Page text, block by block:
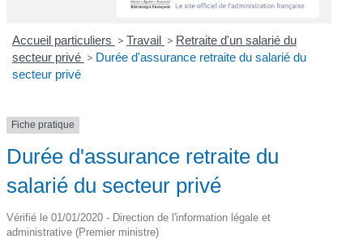
Accueil particuliers > Travail > Retraite d'un salarié du
secteur privé > Durée d'assurance retraite du salarié du
secteur privé
Fiche pratique
Durée d'assurance retraite du
salarié du secteur privé
Vérifié le 01/01/2020 - Direction de l'information légale et
administrative (Premier ministre)